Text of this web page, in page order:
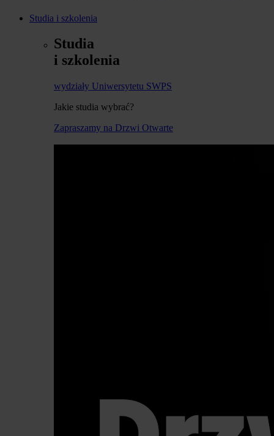
Studia i szkolenia
Studia
i szkolenia
wydziały Uniwersytetu SWPS
Jakie studia wybrać?
Zapraszamy na Drzwi Otwarte